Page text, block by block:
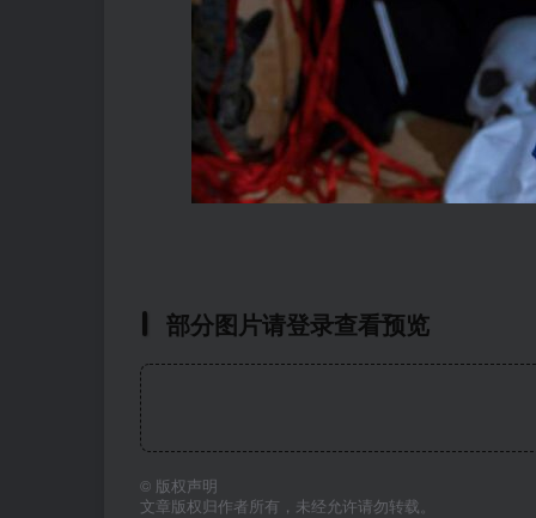
部分图片请登录查看预览
© 版权声明
文章版权归作者所有，未经允许请勿转载。